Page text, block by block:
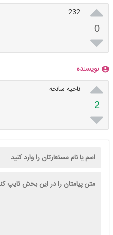

0

232
نویسنده

2

ناحیه سانحه